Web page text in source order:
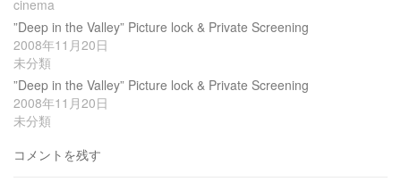
cinema
”Deep in the Valley” Picture lock & Private Screening
2008年11月20日
未分類
”Deep in the Valley” Picture lock & Private Screening
2008年11月20日
未分類
コメントを残す